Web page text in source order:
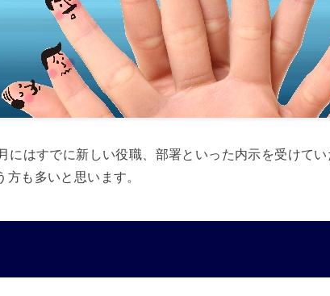
にはすでに新しい役職、部署といった内示を受けて
も多いと思います。